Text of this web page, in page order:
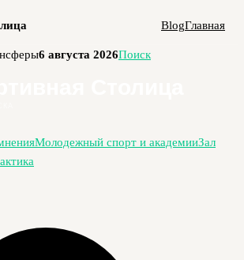
BlogГлавная
6 августа 2026Поиск
Молодежный спорт и академииЗал